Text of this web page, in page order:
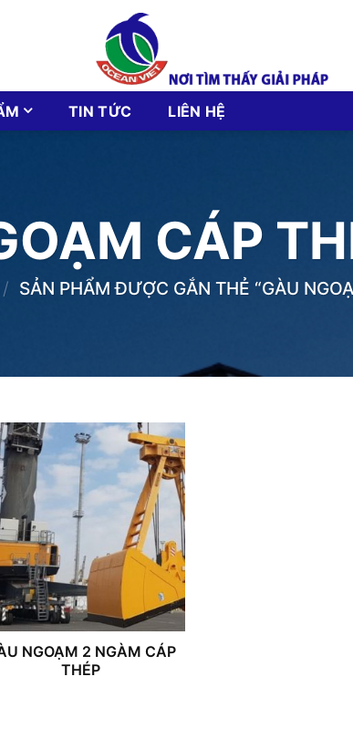
TIN TỨC LIÊN HỆ
CÁP
/ SẢN PHẨM ĐƯỢC GẮN THẺ “GÀU
NGOẠM 2 NGÀM CÁP
THÉP